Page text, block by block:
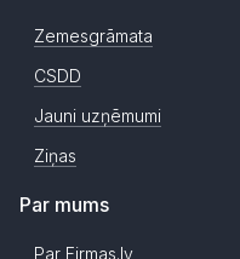
Zemesgrāmata
CSDD
Jauni uzņēmumi
Ziņas
Par mums
Par Firmas.lv